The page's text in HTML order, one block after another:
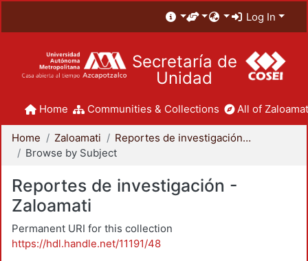
Log In
Secretaría de
Unidad
Home Communities & Collections All of
Home Zaloamati
Reportes de investigación - Zaloamati
Browse by Subject
Reportes de investigación -
Zaloamati
Permanent URI for this collection
https://hdl.handle.net/11191/48